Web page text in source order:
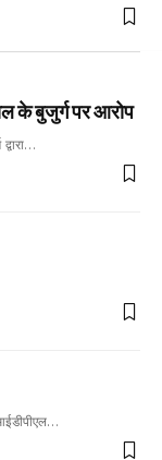
के बुजुर्ग पर आरोप